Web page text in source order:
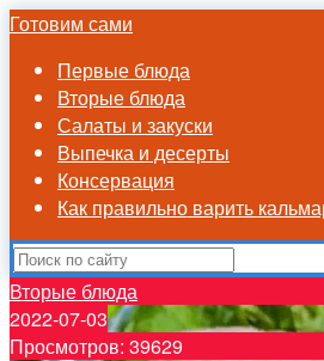
Готовим сами
Первые блюда
Вторые блюда
Салаты и закуски
Выпечка и десерты
Консервация
Как правильно варить
Вторые блюда
2022-07-03
Просмотров: 39629